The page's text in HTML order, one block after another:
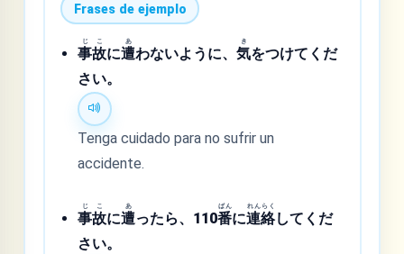
Frases de ejemplo
事
じ
故
こ
に遭
あ
わないように、気
き
をつけてくだ
さい。
Tenga cuidado para no sufrir un
accidente.
事
じ
故
こ
に遭
あ
ったら、110番
ばん
に連
れん
絡
らく
してくだ
さい。